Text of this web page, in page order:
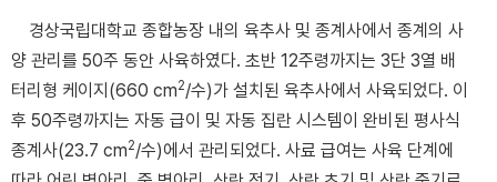
경상국립대학교 종합농장 내의 육추사 및 종계사에서 종계의 사
양 관리를 50주 동안 사육하였다. 초반 12주령까지는 3단 3열 배
터리형 케이지(660 cm2/수)가 설치된 육추사에서 사육되었다. 이
후 50주령까지는 자동 급이 및 자동 집란 시스템이 완비된 평사식
종계사(23.7 cm2/수)에서 관리되었다. 사료 급여는 사육 단계에